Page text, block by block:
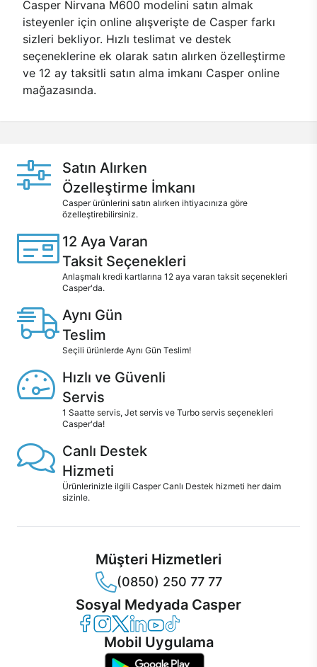
Casper Nirvana M600 modelini satın almak
isteyenler için online alışverişte de Casper farkı
sizleri bekliyor. Hızlı teslimat ve destek
seçeneklerine ek olarak satın alırken özelleştirme
ve 12 ay taksitli satın alma imkanı Casper online
mağazasında.
Satın Alırken
Özelleştirme İmkanı
Casper ürünlerini satın alırken ihtiyacınıza göre
özelleştirebilirsiniz.
12 Aya Varan
Taksit Seçenekleri
Anlaşmalı kredi kartlarına 12 aya varan taksit seçenekleri
Casper'da.
Aynı Gün
Teslim
Seçili ürünlerde Aynı Gün Teslim!
Hızlı ve Güvenli
Servis
1 Saatte servis, Jet servis ve Turbo servis seçenekleri
Casper'da!
Canlı Destek
Hizmeti
Ürünlerinizle ilgili Casper Canlı Destek hizmeti her daim
sizinle.
Müşteri Hizmetleri
(0850) 250 77 77
Sosyal Medyada Casper
Casper Facebook
Casper Instagram
Casper Twitter
Casper LinkedIn
Casper YouTube
Casper TikTok
Mobil Uygulama